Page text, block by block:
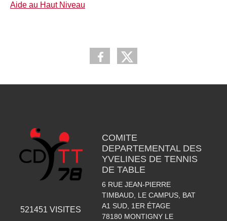
Aide au Haut Niveau
521451 VISITES
COMITE
DEPARTEMENTAL DES
YVELINES DE TENNIS
DE TABLE
6 RUE JEAN-PIERRE
TIMBAUD, LE CAMPUS, BAT
A1 SUD, 1ER ÉTAGE
78180 MONTIGNY LE